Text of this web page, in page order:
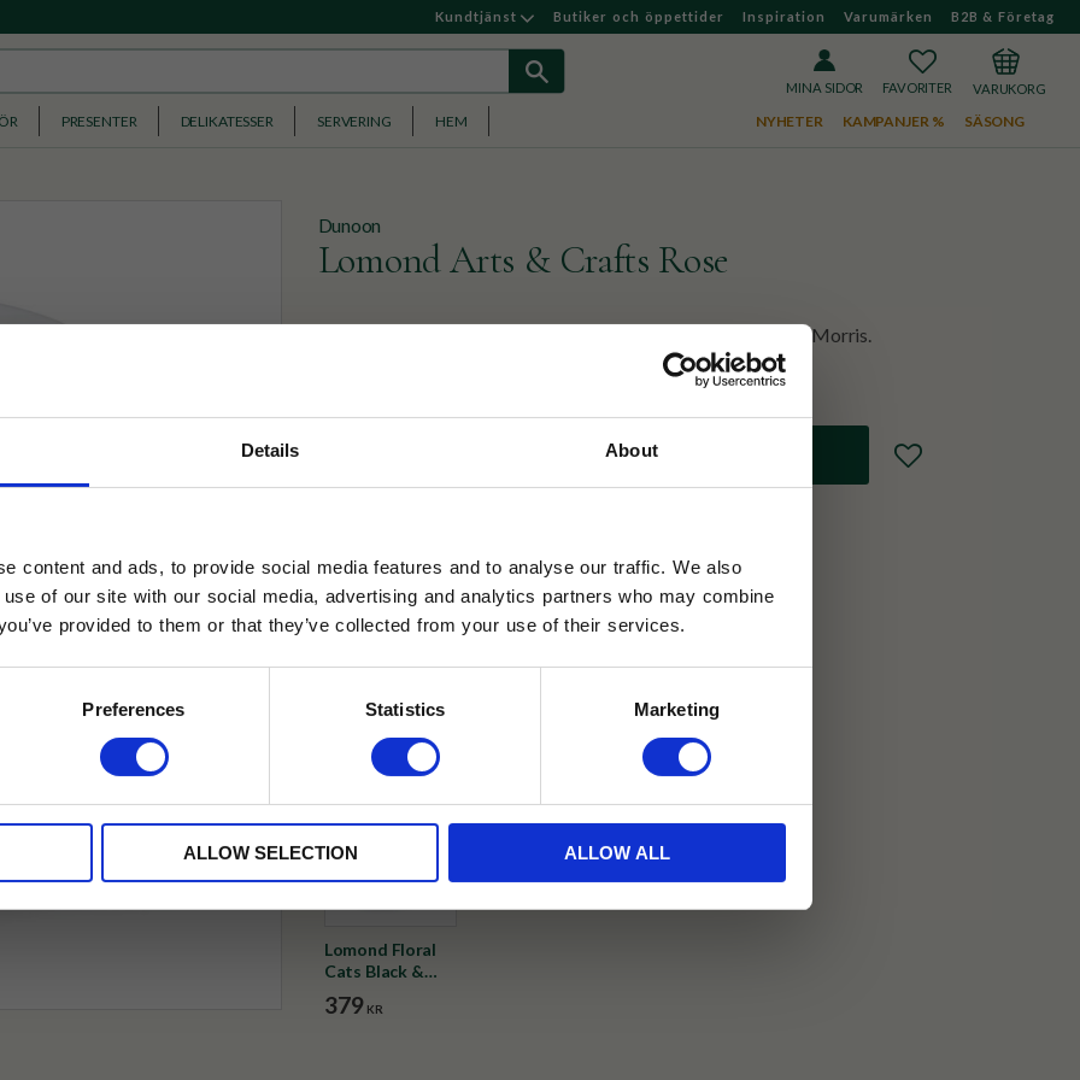
Details About
content and ads, to provide social media features and to analyse our traffic. We also
of our site with our social media, advertising and analytics partners who may combine
provided to them or that they’ve collected from your use of their services.
Preferences Statistics Marketing
ALLOW SELECTION ALLOW ALL
Kundtjänst Butiker och öppettider Inspiration Varumärken B2B & Företag
MINA SIDOR
FAVORITERKUNDVAGN
PRESENTER DELIKATESSER SERVERING HEM NYHETER KAMPANJER % SÄSONG
Dunoon
Lomond Arts & Crafts Rose
En kvalitetsmugg i fint benporslin med mönster från William Morris.
Lägg till i favoriter
✓ Fri frakt över 399 kr
✓ Betala direkt eller inom 30 dagar
Visa alla produkter från Dunoon
Lomond Floral
Cats Black &
White
379 KR
Läs mer
Rabatten fungerar endast
med andra erbjudanden.